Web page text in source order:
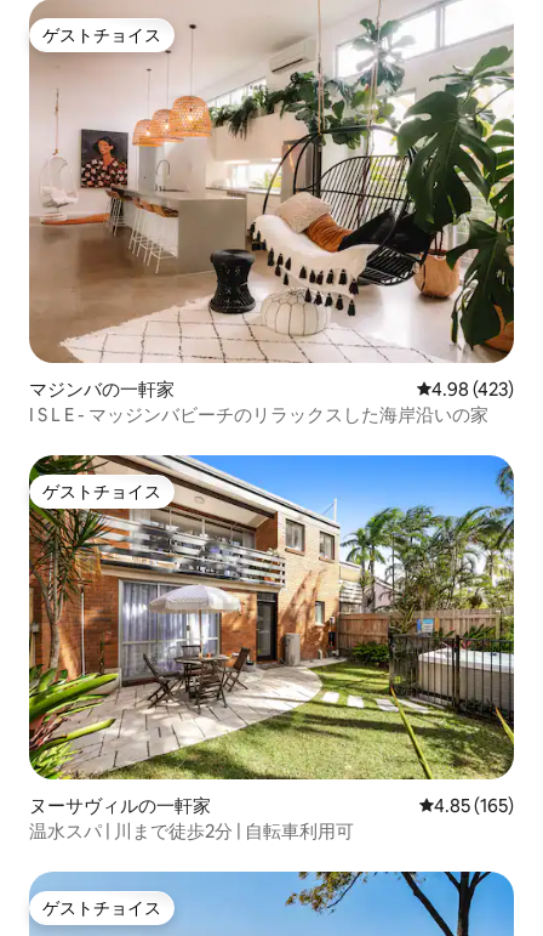
ゲストチョイス
ゲストチョイス
マジンバの一軒家 レビュー423
4.98 (423)
I S L E - マッジンバビーチのリラックスした海岸沿いの家
ゲストチョイス
ゲストチョイス
ヌーサヴィルの一軒家 レビュー165
4.85 (165)
温水スパ | 川まで徒歩2分 | 自転車利用可
ゲストチョイス
ゲストチョイス